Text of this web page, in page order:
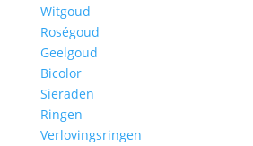
Witgoud
Roségoud
Geelgoud
Bicolor
Sieraden
Ringen
Verlovingsringen